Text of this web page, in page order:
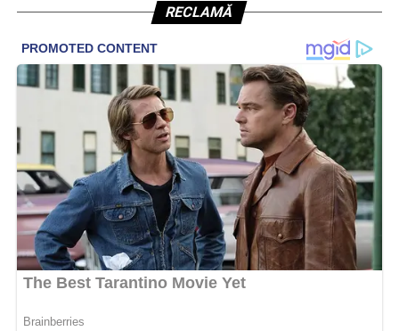
RECLAMĂ